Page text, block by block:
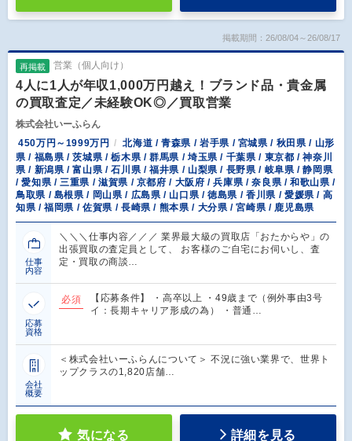
掲載期間：26/08/04～26/08/17
再掲載 営業（個人向け）
4人に1人が年収1,000万円越え！ブランド品・貴金属
の買取査定／未経験OK◎／買取営業
株式会社いーふらん
450万円～1999万円
北海道 / 青森県 / 岩手県 / 宮城県 / 秋田県 / 山形
県 / 福島県 / 茨城県 / 栃木県 / 群馬県 / 埼玉県 / 千葉県 / 東京都 / 神奈川
県 / 新潟県 / 富山県 / 石川県 / 福井県 / 山梨県 / 長野県 / 岐阜県 / 静岡県
/ 愛知県 / 三重県 / 滋賀県 / 京都府 / 大阪府 / 兵庫県 / 奈良県 / 和歌山県 /
鳥取県 / 島根県 / 岡山県 / 広島県 / 山口県 / 徳島県 / 香川県 / 愛媛県 / 高
知県 / 福岡県 / 佐賀県 / 長崎県 / 熊本県 / 大分県 / 宮崎県 / 鹿児島県
仕事
内容
＼＼＼仕事内容／／／ 業界最大級の買取店「おたからや」の
出張買取の査定員として、 お客様のご自宅にお伺いし、査
定・買取の商談…
応募
資格
必須
【応募条件】 ・高卒以上 ・49歳まで（例外事由3号
イ：長期キャリア形成の為） ・普通…
会社
概要
＜株式会社いーふらんについて＞ 不況に強い業界で、世界ト
ップクラスの1,820店舗…
気になる 詳細を見る